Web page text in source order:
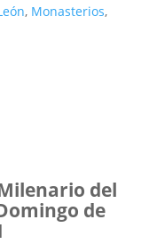
, Monasterios,
del
de